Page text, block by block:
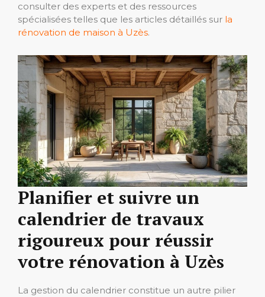
consulter des experts et des ressources
spécialisées telles que les articles détaillés sur la
rénovation de maison à Uzès.
Planifier et suivre un
calendrier de travaux
rigoureux pour réussir
votre rénovation à Uzès
La gestion du calendrier constitue un autre pilier